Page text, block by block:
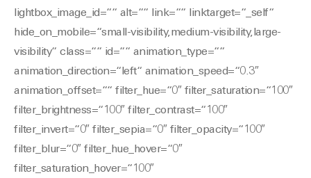
lightbox_image_id=““ alt=““ link=““ linktarget=“_self“
hide_on_mobile=“small-visibility,medium-visibility,large-
visibility“ class=““ id=““ animation_type=““
animation_direction=“left“ animation_speed=“0.3″
animation_offset=““ filter_hue=“0″ filter_saturation=“100″
filter_brightness=“100″ filter_contrast=“100″
filter_invert=“0″ filter_sepia=“0″ filter_opacity=“100″
filter_blur=“0″ filter_hue_hover=“0″
filter_saturation_hover=“100″